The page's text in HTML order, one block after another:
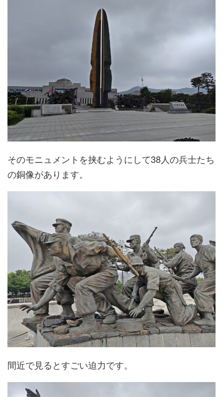
そのモニュメントを挟むようにして38人の兵士たち
の銅像があります。
間近で見るとすごい迫力です。